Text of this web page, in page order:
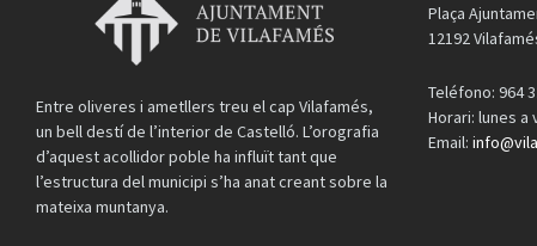
Entre oliveres i ametllers treu el cap Vilafamés,
un bell destí de l’interior de Castelló. L’orografia
d’aquest acollidor poble ha influït tant que
l’estructura del municipi s’ha anat creant sobre la
mateixa muntanya.
Plaça
12192
Teléfono: 964
Horari: lunes a
Email: